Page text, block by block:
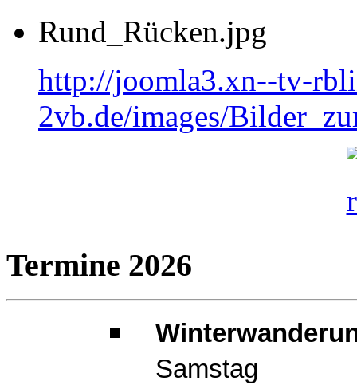
Rund_Rücken.jpg
http://joomla3.xn--tv-
2vb.de/images/
Termine 2026
Samstag